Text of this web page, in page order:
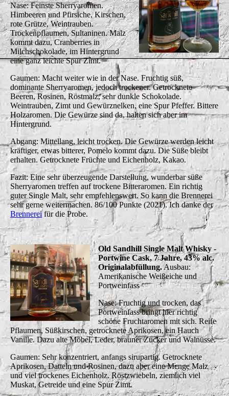
Nase: Feinste Sherryaromen.
Himbeeren und Pfirsiche, Kirschen,
rote Grütze, Weintrauben.
Trockenpflaumen, Sultaninen. Malz
kommt dazu, Cranberries in
Milchschokolade, im Hintergrund
eine ganz leichte Spur Zimt.
Gaumen: Macht weiter wie in der Nase. Fruchtig süß,
dominante Sherryaromen, jedoch trockener. Getrocknete
Beeren, Rosinen, Röstmalz, sehr dunkle Schokolade.
Weintrauben, Zimt und Gewürznelken, eine Spur Pfeffer. Bittere
Holzaromen. Die Gewürze sind da, halten sich aber im
Hintergrund.
Abgang: Mittellang, leicht trocken. Die Gewürze werden leicht
kräftiger, etwas bitterer, Pomelo kommt dazu. Die Süße bleibt
erhalten. Getrocknete Früchte und Eichenholz, Kakao.
Fazit: Eine sehr überzeugende Darstellung, wunderbar süße
Sherryaromen treffen auf trockene Bitteraromen. Ein richtig
guter Single Malt, sehr empfehlenswert. So kann die Brennerei
sehr gerne weitermachen. 86/100 Punkte (2021). Ich danke der
Brennereifür die Probe.
Old Sandhill Single Malt Whisky -
Portwine Cask, 7 Jahre, 43% alc.
Originalabfüllung.Ausbau:
Amerikanische Weißeiche und
Portweinfass
Nase: Fruchtig und trocken, das
Portweinfass bringt hier richtig
schöne Fruchtaromen mit sich. Reife
Pflaumen, Süßkirschen, getrocknete Aprikosen, ein Hauch
Vanille. Dazu alte Möbel, Leder, brauner Zucker und Walnüsse.
Gaumen: Sehr konzentriert, anfangs sirupartig. Getrocknete
Aprikosen, Datteln und Rosinen, dazu aber eine Menge Malz
und viel trockenes Eichenholz. Röstzwiebeln, ziemlich viel
Muskat, Getreide und eine Spur Zimt.